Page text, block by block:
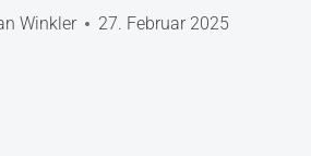
Winkler 27. Februar 2025